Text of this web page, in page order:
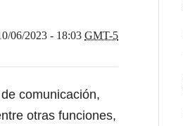
06/2023 - 18:03 GMT-5
comunicación,
otras funciones,